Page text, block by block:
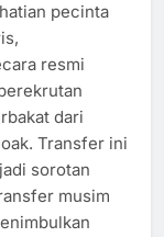
pecinta
resmi
dari
Transfer ini
sorotan
musim